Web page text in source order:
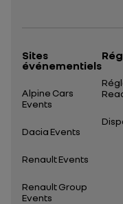
Sites
événementiels
Alpine Cars
Events
Dacia Events
Renault Events
Renault Group
Events